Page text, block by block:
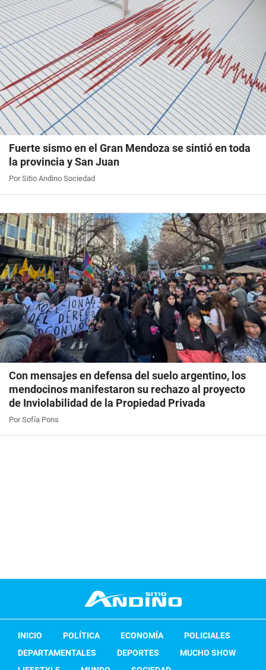
Fuerte sismo en el Gran Mendoza se sintió en toda
la provincia y San Juan
Por Sitio Andino Sociedad
Con mensajes en defensa del suelo argentino, los
mendocinos manifestaron su rechazo al proyecto
de Inviolabilidad de la Propiedad Privada
Por Sofía Pons
INICIO POLÍTICA ECONOMÍA
POLICIALES
DEPARTAMENTALES
DEPORTES
MUCHO SHOW